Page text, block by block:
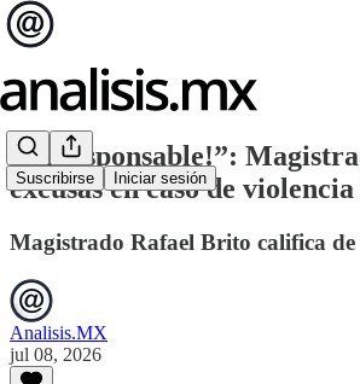
Suscribirse Iniciar sesión
“¡Irresponsable!”:
excusas en caso de
Magistrado Rafael Brito califica de
Analisis.MX
jul 08, 2026